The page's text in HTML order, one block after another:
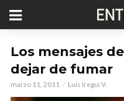
Los mensajes
dejar de fumar
marzo 11, 2011 Luis Iregui V.